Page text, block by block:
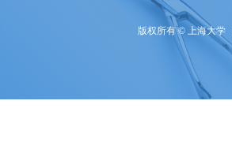
版权所有 © 上海大学